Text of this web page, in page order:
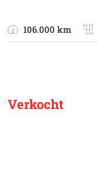
106.000 km
Verkocht